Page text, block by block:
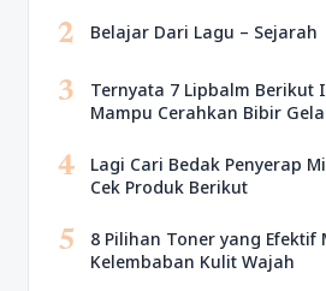
2 Belajar Dari Lagu – Sejarah
3
Ternyata 7 Lipbalm Berikut
Mampu Cerahkan Bibir
4
Lagi Cari Bedak Penyerap
Cek Produk Berikut
5
8 Pilihan Toner yang Efektif
Kelembaban Kulit Wajah